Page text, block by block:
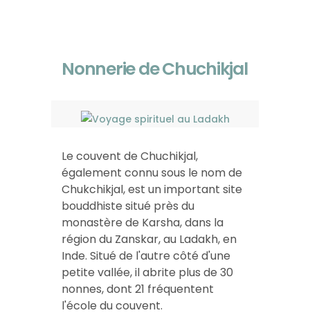
Nonnerie de Chuchikjal
Le couvent de Chuchikjal,
également connu sous le nom de
Chukchikjal, est un important site
bouddhiste situé près du
monastère de Karsha, dans la
région du Zanskar, au Ladakh, en
Inde. Situé de l'autre côté d'une
petite vallée, il abrite plus de 30
nonnes, dont 21 fréquentent
l'école du couvent.